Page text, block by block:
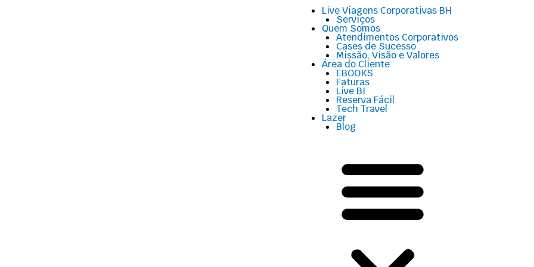
Live Viagens Corporativas BH
Serviços
Quem Somos
Atendimentos Corporativos
Cases de Sucesso
Missão, Visão e Valores
Área do Cliente
EBOOKS
Faturas
Live BI
Reserva Fácil
Tech Travel
Lazer
Blog